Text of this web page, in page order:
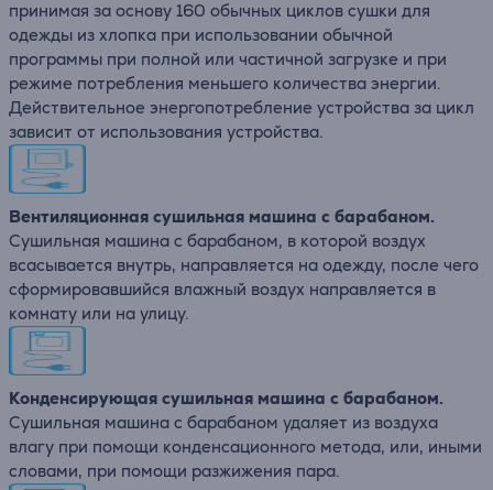
принимая за основу 160 обычных циклов сушки для
одежды из хлопка при использовании обычной
программы при полной или частичной загрузке и при
режиме потребления меньшего количества энергии.
Действительное энергопотребление устройства за цикл
зависит от использования устройства.
Вентиляционная сушильная машина с барабаном.
Сушильная машина с барабаном, в которой воздух
всасывается внутрь, направляется на одежду, после чего
сформировавшийся влажный воздух направляется в
комнату или на улицу.
Конденсирующая сушильная машина с барабаном.
Сушильная машина с барабаном удаляет из воздуха
влагу при помощи конденсационного метода, или, иными
словами, при помощи разжижения пара.